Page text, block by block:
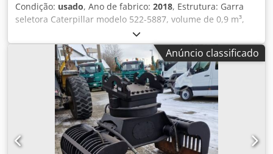
Condição: usado, Ano de fabrico: 2018, Estrutura: Garra
seletora Caterpillar modelo 522-5887, volume de 0,9 m³,
ano 2018, peso: 2.073 kg. Placa de identificação modelo
226-4127, tipo CW20/CW30/CW40, ano 2018, peso: 141,2
kg. Venda somente para comerciantes/profissionais. PARA
EXPORTAÇÃO, APENAS O PREÇO LÍQUIDO DEVE SER
PAGO!!!!! TODAS AS INFORMAÇÕES SÃO FORNECIDAS SEM
GARANTIA, INCLUINDO EQUIPAMENTOS E ACESSÓRIOS. Os
nossos Termos e Condições Gerais (consulte o Impressum)
constituem a base de todos os contratos de compra,
faturas, faturas pro forma, pedidos e negociações de
venda. Dedpfjqw S D Tsx Afaskr
Anúncio classificado